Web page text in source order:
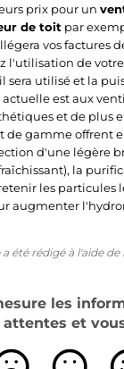
prix pour un
de toit par
vos factures
l'utilisation de
sera utilisé et la
est aux
et de plus
de gamme offrent
d'une légère
la
les particules
augmenter
été rédigé à l'aide de
les
attentes et